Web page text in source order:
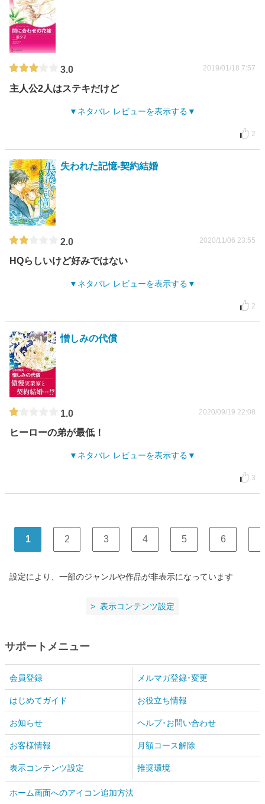
3.0 2019/01/18 7:57
主人公2人はステキだけど
ネタバレ レビューを表示する
2
失われた記憶-契約結婚
2.0 2020/11/06 23:55
HQらしいけど好みではない
ネタバレ レビューを表示する
2
憎しみの代償
1.0 2020/09/19 22:08
ヒーローの弟が最低！
ネタバレ レビューを表示する
3
1 2 3 4 5 6 7
設定により、一部のジャンルや作品が非表示になっています
表示コンテンツ設定
サポートメニュー
会員登録 メルマガ登録･変更
はじめてガイド お役立ち情報
お知らせ ヘルプ･お問い合わせ
お客様情報 月額コース解除
表示コンテンツ設定 推奨環境
ホーム画面へのアイコン追加方法